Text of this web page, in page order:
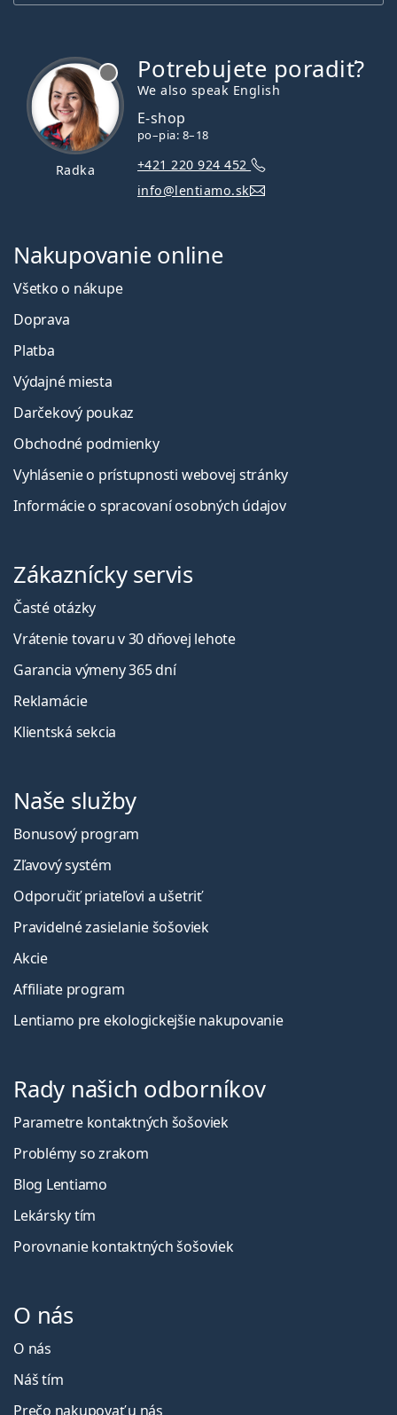
Radka
Potrebujete poradiť?
We also speak English
E-shop
po–pia: 8–18
+421 220 924 452
info@lentiamo.sk
Nakupovanie online
Všetko o nákupe
Doprava
Platba
Výdajné miesta
Darčekový poukaz
Obchodné podmienky
Vyhlásenie o prístupnosti webovej stránky
Informácie o spracovaní osobných údajov
Zákaznícky servis
Časté otázky
Vrátenie tovaru v 30 dňovej lehote
Garancia výmeny 365 dní
Reklamácie
Klientská sekcia
Naše služby
Bonusový program
Zľavový systém
Odporučiť priateľovi a ušetriť
Pravidelné zasielanie šošoviek
Akcie
Affiliate program
Lentiamo pre ekologickejšie nakupovanie
Rady našich odborníkov
Parametre kontaktných šošoviek
Problémy so zrakom
Blog Lentiamo
Lekársky tím
Porovnanie kontaktných šošoviek
O nás
O nás
Náš tím
Prečo nakupovať u nás